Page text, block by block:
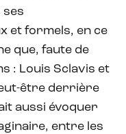
ses
et formels, en ce
que, faute de
: Louis Sclavis et
être derrière
aussi évoquer
entre les